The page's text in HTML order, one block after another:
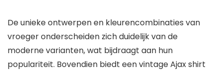
De unieke ontwerpen en kleurencombinaties van
vroeger onderscheiden zich duidelijk van de
moderne varianten, wat bijdraagt aan hun
populariteit. Bovendien biedt een vintage Ajax shirt